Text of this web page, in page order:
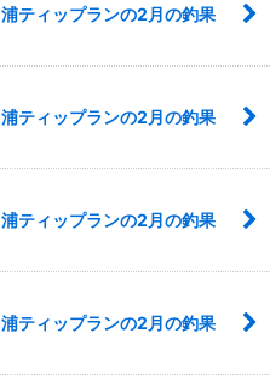
ティップランの2月の釣果
ティップランの2月の釣果
ティップランの2月の釣果
ティップランの2月の釣果